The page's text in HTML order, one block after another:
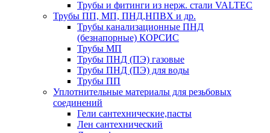
Трубы и фитинги из нерж. стали VALTEC
Трубы ПП, МП, ПНД,НПВХ и др.
Трубы канализационные ПНД
(безнапорные) КОРСИС
Трубы МП
Трубы ПНД (ПЭ) газовые
Трубы ПНД (ПЭ) для воды
Трубы ПП
Уплотнительные материалы для резьбовых
соединений
Гели сантехнические,пасты
Лен сантехнический